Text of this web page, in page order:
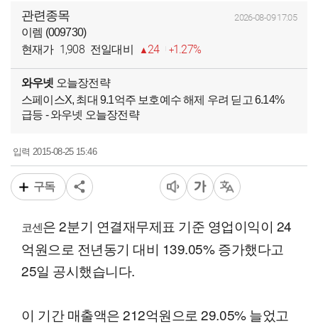
관련종목 2026-08-09 17:05
이렘 (009730)
현재가 1,908 전일대비 24 1.27%
와우넷 오늘장전략
스페이스X, 최대 9.1억주 보호예수 해제 우려 딛고 6.14%
급등 - 와우넷 오늘장전략
입력2015-08-25 15:46
구독
코센은 2분기 연결재무제표 기준 영업이익이 24
억원으로 전년동기 대비 139.05% 증가했다고
25일 공시했습니다.
이 기간 매출액은 212억원으로 29.05% 늘었고